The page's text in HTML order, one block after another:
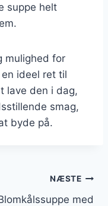
suppe helt
mulighed for
ideel ret til
lave den i dag,
smag,
byde på.
NÆSTE
med